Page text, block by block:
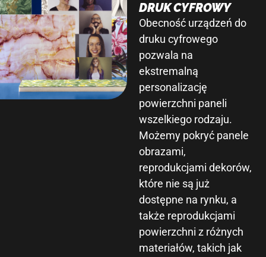
DRUK CYFROWY
Obecność urządzeń do
druku cyfrowego
pozwala na
ekstremalną
personalizację
powierzchni paneli
wszelkiego rodzaju.
Możemy pokryć panele
obrazami,
reprodukcjami dekorów,
które nie są już
dostępne na rynku, a
także reprodukcjami
powierzchni z różnych
materiałów, takich jak